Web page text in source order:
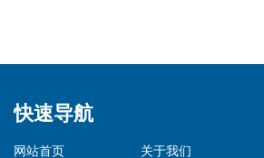
快速导航
网站首页 关于我们